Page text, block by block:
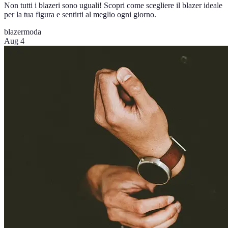
Non tutti i blazeri sono uguali! Scopri come scegliere il blazer ideale
per la tua figura e sentirti al meglio ogni giorno.
blazermoda
Aug 4